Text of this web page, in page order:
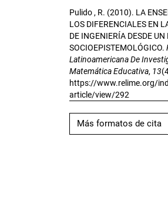
Pulido , R. (2010). LA
LOS DIFERENCIALES EN
DE INGENIERÍA DESDE UN
SOCIOEPISTEMOLÓGICO.
Latinoamericana De
Matemática Educativa, 13
https://www.relime.org/
article/view/292
Más formatos de cita